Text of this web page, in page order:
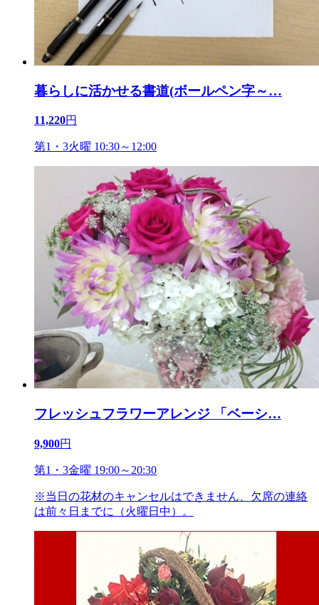
暮らしに活かせる書道(ボールペン字～…
11,220円
第1・3火曜 10:30～12:00
フレッシュフラワーアレンジ 「ベーシ…
9,900円
第1・3金曜 19:00～20:30
※当日の花材のキャンセルはできません、欠席の連絡
は前々日までに（火曜日中）。